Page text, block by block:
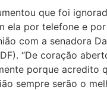
que foi
ela por telefone e por
com a senadora
“De coração
porque acredito
sempre serão o